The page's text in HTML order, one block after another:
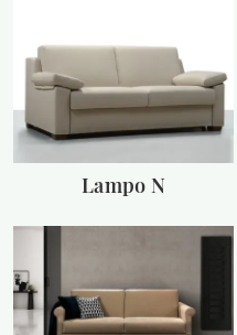
Lampo N